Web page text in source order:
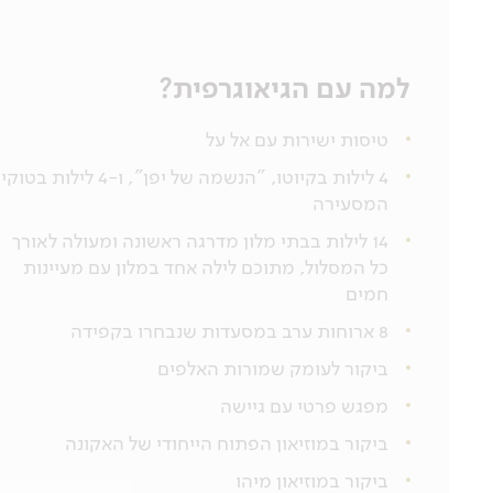
למה עם הגיאוגרפית?
טיסות ישירות עם אל על
4 לילות בקיוטו, "הנשמה של יפן", ו-4 לילות
המסעירה
14 לילות בבתי מלון מדרגה ראשונה ומעולה לאורך
כל המסלול, מתוכם לילה אחד במלון עם מעיינות
חמים
8 ארוחות ערב במסעדות שנבחרו בקפידה
ביקור לעומק שמורות האלפים
מפגש פרטי עם גיישה
ביקור במוזיאון הפתוח הייחודי של האקונה
ביקור במוזיאון מיהו